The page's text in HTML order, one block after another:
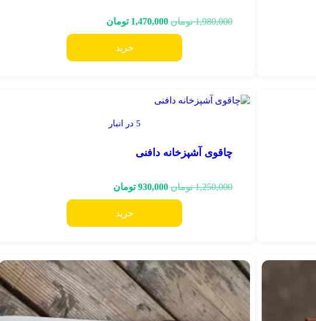
1,980,000 تومان 1,470,000 تومان
خرید
5 در انبار
چاقوی آشپزخانه دافنی
1,250,000 تومان 930,000 تومان
خرید